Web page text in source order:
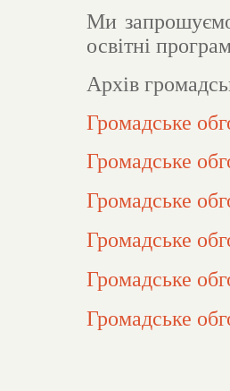
Ми запрошуємо
освітні
Архів
Громадське
Громадське
Громадське
Громадське
Громадське
Громадське